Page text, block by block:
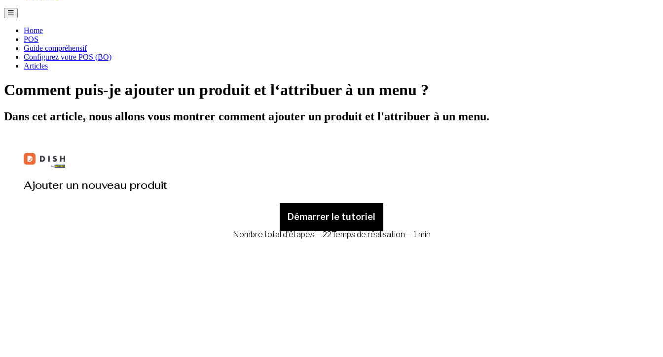
Home
POS
Guide compréhensif
Configurez votre POS (BO)
Articles
Comment puis-je ajouter un produit et l‘attribuer à un menu ?
Dans cet article, nous allons vous montrer comment ajouter un produit et l'attribuer à un menu.